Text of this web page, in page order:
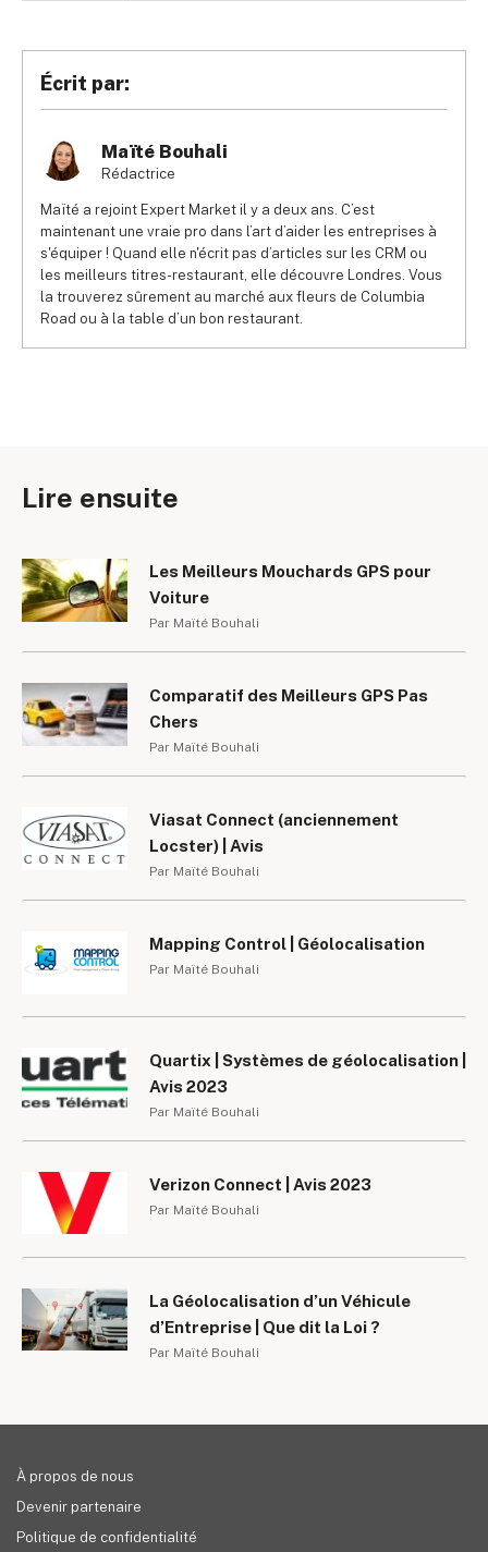
Écrit par:
Maïté Bouhali
Rédactrice
Maïté a rejoint Expert Market il y a deux ans. C’est
maintenant une vraie pro dans l’art d’aider les entreprises à
s'équiper ! Quand elle n'écrit pas d’articles sur les CRM ou
les meilleurs titres-restaurant, elle découvre Londres. Vous
la trouverez sûrement au marché aux fleurs de Columbia
Road ou à la table d’un bon restaurant.
Lire ensuite
Les Meilleurs Mouchards GPS pour
Voiture
Par Maïté Bouhali
Comparatif des Meilleurs GPS Pas
Chers
Par Maïté Bouhali
Viasat Connect (anciennement
Locster) | Avis
Par Maïté Bouhali
Mapping Control | Géolocalisation
Par Maïté Bouhali
Quartix | Systèmes de géolocalisation |
Avis 2023
Par Maïté Bouhali
Verizon Connect | Avis 2023
Par Maïté Bouhali
La Géolocalisation d’un Véhicule
d’Entreprise | Que dit la Loi ?
Par Maïté Bouhali
À propos de nous
Devenir partenaire
Politique de confidentialité